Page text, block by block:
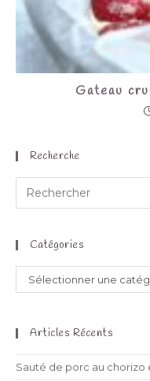
Gateau
Recherche
Catégories
Sélectionner une
Articles Récents
Sauté de porc au chorizo